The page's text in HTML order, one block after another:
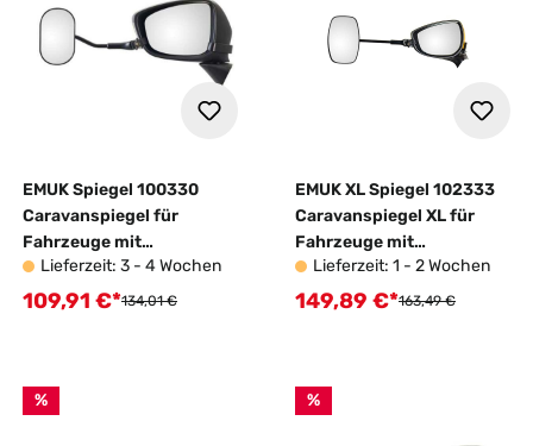
EMUK Spiegel 100330
Caravanspiegel für
Fahrzeuge mit
Wohnwagen
Lieferzeit: 3 - 4 Wochen
Verkaufspreis:
109,91 €*Regulärer Preis:
134,01 €
EMUK XL Spiegel 102333
Caravanspiegel XL für
Fahrzeuge mit
Wohnwagen
Lieferzeit: 1 - 2 Wochen
Verkaufspreis:
149,89 €*Regulärer Preis:
163,49 €
% %